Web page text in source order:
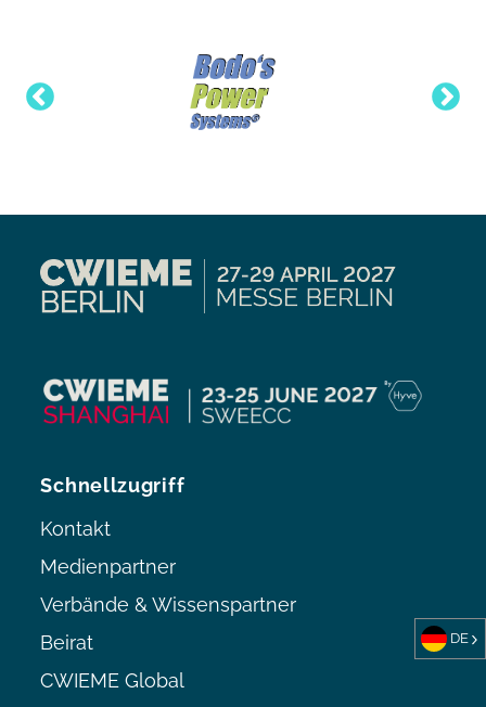
Schnellzugriff
Kontakt
Medienpartner
Verbände & Wissenspartner
Beirat
CWIEME Global
DE